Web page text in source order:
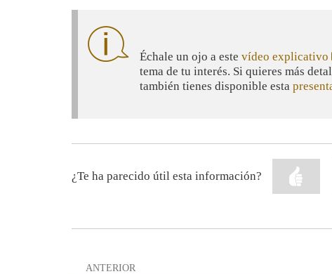
Échale un ojo a este vídeo explicativo
tema de tu interés. Si quieres más
también tienes disponible esta
¿Te ha parecido útil esta información?
ANTERIOR